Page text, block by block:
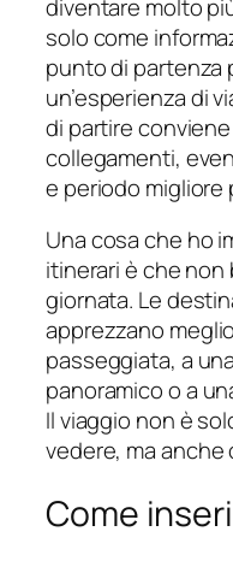
diventare molto
solo come
punto di partenza
un’esperienza di
di partire
collegamenti,
e periodo migliore
Una cosa che ho
itinerari è che
giornata. Le
apprezzano
passeggiata, a
panoramico o a
Il viaggio non è
vedere, ma anche
Come